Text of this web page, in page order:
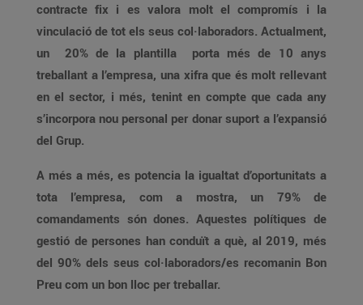
contracte fix i es valora molt el compromís i la
vinculació de tot els seus col·laboradors. Actualment,
un 20% de la plantilla porta més de 10 anys
treballant a l’empresa, una xifra que és molt rellevant
en el sector, i més, tenint en compte que cada any
s’incorpora nou personal per donar suport a l’expansió
del Grup.
A més a més, es potencia la igualtat d’oportunitats a
tota l’empresa, com a mostra, un 79% de
comandaments són dones. Aquestes polítiques de
gestió de persones han conduït a què, al 2019, més
del 90% dels seus col·laboradors/es recomanin Bon
Preu com un bon lloc per treballar.